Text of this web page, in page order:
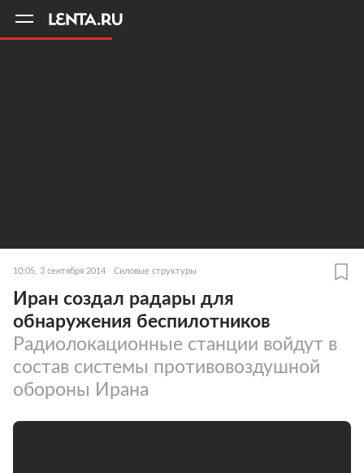
10:05, 3 сентября 2014 Силовые структуры
Иран создал радары для
обнаружения беспилотников
Радиолокационные станции войдут в
состав системы противовоздушной
обороны Ирана